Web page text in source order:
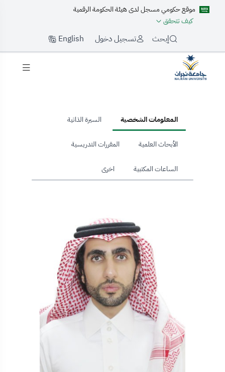
موقع حكومي مسجل لدى هيئة الحكومة الرقمية
كيف تتحقق
إبحث تسجيل دخول English
المعلومات الشخصية السيرة الذاتية
الأبحاث العلمية المقررات التدريسية
الساعات المكتبية اخرى